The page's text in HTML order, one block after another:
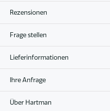
Rezensionen
Frage stellen
Lieferinformationen
Ihre Anfrage
Über Hartman